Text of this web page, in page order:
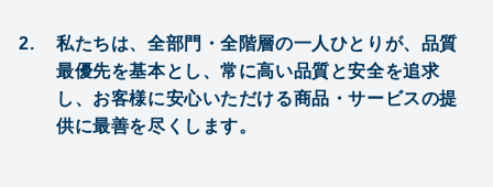
5121
私たちは、全部門・全階層の一人ひとりが、品質
最優先を基本とし、常に高い品質と安全を追求
し、お客様に安心いただける商品・サービスの提
供に最善を尽くします。